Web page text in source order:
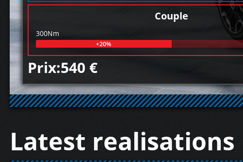
Couple
300Nm
+20%
Prix:540 €
Latest realisations